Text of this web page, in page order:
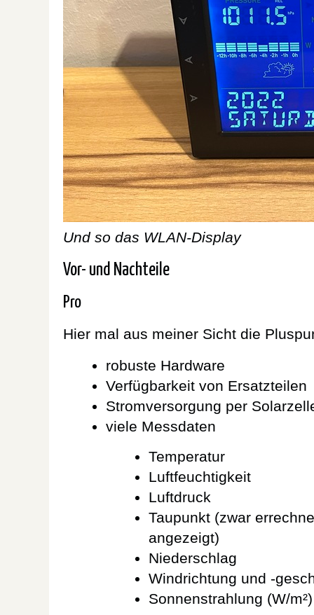
Und so das WLAN-Display
Vor- und Nachteile
Pro
Hier mal aus meiner Sicht die
robuste Hardware
Verfügbarkeit von Ersatzteilen
Stromversorgung per
viele Messdaten
Temperatur
Luftfeuchtigkeit
Luftdruck
Taupunkt (zwar
angezeigt)
Niederschlag
Windrichtung und -
Sonnenstrahlung (W/